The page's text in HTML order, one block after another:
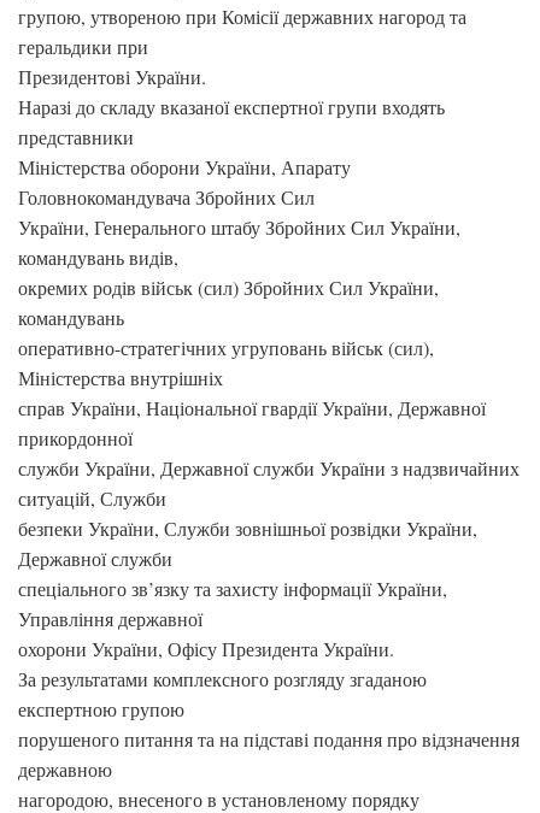
групою, утвореною при Комісії державних нагород та
геральдики при
Президентові України.
Наразі до складу вказаної експертної групи входять
представники
Міністерства оборони України, Апарату
Головнокомандувача Збройних Сил
України, Генерального штабу Збройних Сил України,
командувань видів,
окремих родів військ (сил) Збройних Сил України,
командувань
оперативно-стратегічних угруповань військ (сил),
Міністерства внутрішніх
справ України, Національної гвардії України, Державної
прикордонної
служби України, Державної служби України з надзвичайних
ситуацій, Служби
безпеки України, Служби зовнішньої розвідки України,
Державної служби
спеціального зв’язку та захисту інформації України,
Управління державної
охорони України, Офісу Президента України.
За результатами комплексного розгляду згаданою
експертною групою
порушеного питання та на підставі подання про відзначення
державною
нагородою, внесеного в установленому порядку